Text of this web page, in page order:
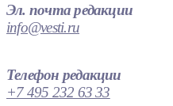
Эл. почта редакции
info@vesti.ru
Телефон редакции
+7 495 232 63 33